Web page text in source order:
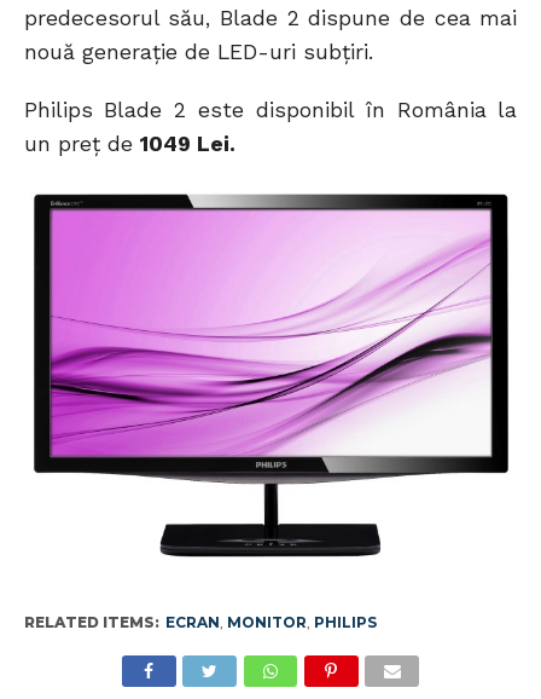
predecesorul său, Blade 2 dispune de cea mai
nouă generație de LED-uri subțiri.
Philips Blade 2 este disponibil în România la
un preț de 1049 Lei.
RELATED ITEMS: ECRAN, MONITOR, PHILIPS